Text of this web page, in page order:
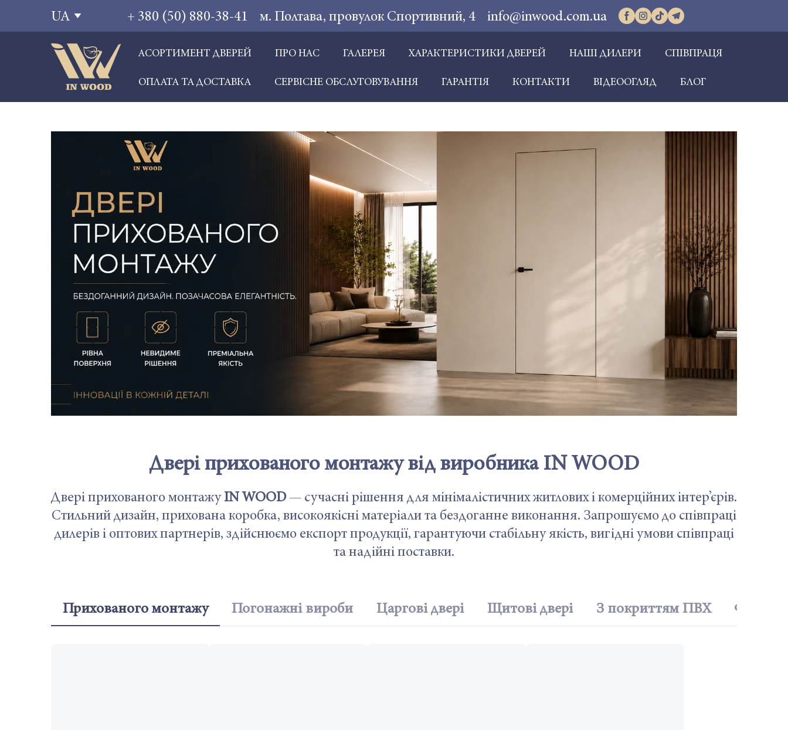
UA + 380 (50) 880-38-41 м. Полтава, провулок Спортивний, 4 info@inwood.com.ua
АСОРТИМЕНТ ДВЕРЕЙ ПРО НАС ГАЛЕРЕЯ ХАРАКТЕРИСТИКИ ДВЕРЕЙ НАШІ ДИЛЕРИ СПІВПРАЦЯ
ОПЛАТА ТА ДОСТАВКА СЕРВІСНЕ ОБСЛУГОВУВАННЯ ГАРАНТІЯ КОНТАКТИ ВІДЕООГЛЯД БЛОГ
Двері прихованого монтажу від виробника IN WOOD
Двері прихованого монтажуIN WOOD— сучасні рішення для мінімалістичних житлових і комерційних інтер’єрів.
Стильний дизайн, прихована коробка, високоякісні матеріали та бездоганне виконання. Запрошуємо до співпраці
дилерів і оптових партнерів, здійснюємо експорт продукції, гарантуючи стабільну якість, вигідні умови співпраці
та надійні поставки.
Прихованого монтажу Погонажні вироби Царгові двері Щитові двері З покриттям ПВХ